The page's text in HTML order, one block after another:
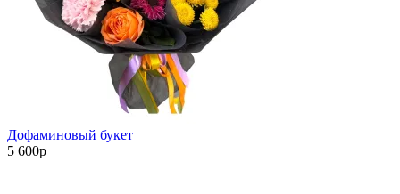
Дофаминовый букет
5 600p